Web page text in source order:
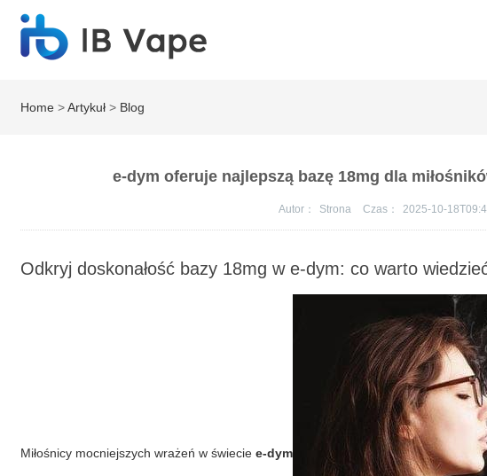
Home >Artykuł > Blog
e-dym oferuje najlepszą bazę 18mg dla
Autor： Strona Czas： 2025-10-
Odkryj doskonałość bazy 18mg w e-dym: co warto
Miłośnicy mocniejszych wrażeń w świeciee-dym